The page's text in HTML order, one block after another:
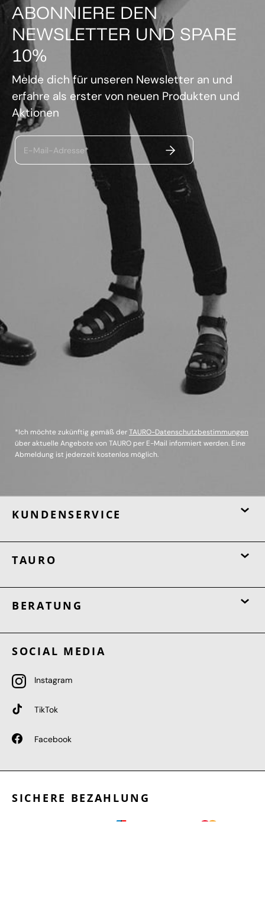
ABONNIERE DEN
NEWSLETTER UND SPARE
10%
Melde dich für unseren Newsletter an und
erfahre als erster von neuen Produkten und
Aktionen
E-Mail-Adresse* ABSENDEN
*Ich möchte zukünftig gemäß derTAURO-Datenschutzbestimmungen
über aktuelle Angebote von TAURO per E-Mail informiert werden. Eine
Abmeldung ist jederzeit kostenlos möglich.
KUNDENSERVICE
TAURO
BERATUNG
SOCIAL MEDIA
Instagram
TikTok
Facebook
SICHERE BEZAHLUNG